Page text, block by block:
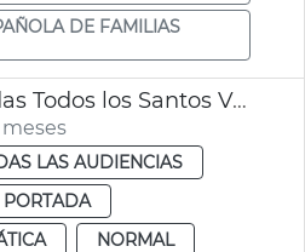
DE FAMILIAS
Rutas teatralizadas Todos los Santos València
LAS AUDIENCIAS
PORTADA
NORMAL